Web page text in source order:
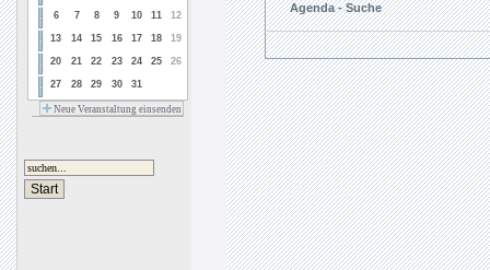
6 7 8 9 10 11 12
13 14 15 16 17 18 19
20 21 22 23 24 25 26
27 28 29 30 31
Neue Veranstaltung einsenden
Agenda - Suche